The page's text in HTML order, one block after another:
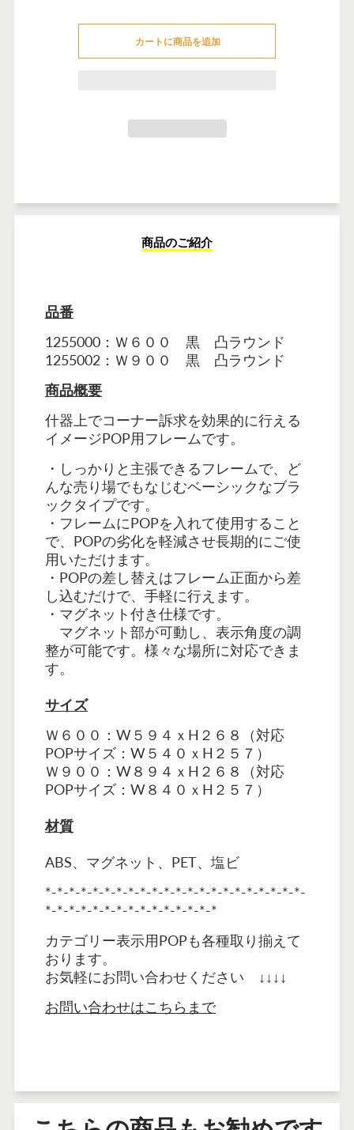
カートに商品を追加
商品のご紹介
品番
1255000：Ｗ６００ 黒 凸ラウンド
1255002： Ｗ９００ 黒 凸ラウンド
商品概要
什器上でコーナー訴求を効果的に行える
イメージPOP用フレームです。
・しっかりと主張できるフレームで、ど
んな売り場でもなじむベーシックなブラ
ックタイプです。
・フレームにPOPを入れて使用すること
で、POPの劣化を軽減させ長期的にご使
用いただけます。
・POPの差し替えはフレーム正面から差
し込むだけで、手軽に行えます。
・マグネット付き仕様です。
マグネット部が可動し、表示角度の調
整が可能です。様々な場所に対応できま
す。
サイズ
Ｗ６００：W５９４ｘH２６８（対応
POPサイズ：W５４０ｘH２５７）
Ｗ９００：W８９４ｘH２６８（対応
POPサイズ：W８４０ｘH２５７）
材質
ABS、マグネット、PET、塩ビ
*-*-*-*-*-*-*-*-*-*-*-*-*-*-*-*-*-*-*-*-*-*-
*-*-*-*-*-*-*-*-*-*-*-*-*-*-*
カテゴリー表示用POPも各種取り揃えて
おります。
お気軽にお問い合わせください ↓↓↓↓
お問い合わせはこちらまで